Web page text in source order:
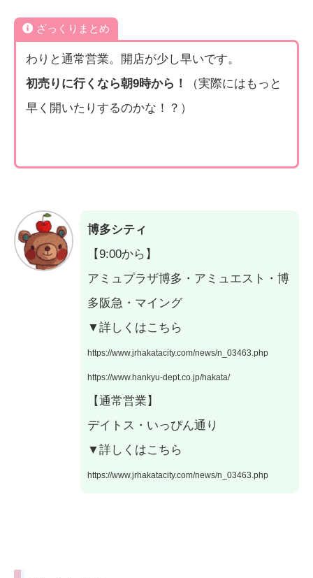
ざっくりまとめ
わりと通常営業。開店が少し早いです。
初売りに行くなら朝9時から！
（実際にはもっと
早く開いたりするのかな！？）
博多シティ
【9:00から】
アミュプラザ博多・アミュエスト・博
多阪急・マイング
▼詳しくはこちら
https://www.jrhakatacity.com/news/n_03463.php
https://www.hankyu-dept.co.jp/hakata/
【通常営業】
デイトス・いっぴん通り
▼詳しくはこちら
https://www.jrhakatacity.com/news/n_03463.php